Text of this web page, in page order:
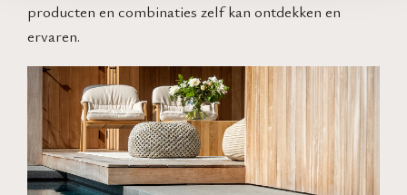
producten en combinaties zelf kan ontdekken en
ervaren.